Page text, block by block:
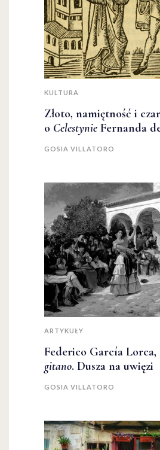
KULTURA
Złoto, namiętność i
o Celestynie Fernanda
GOSIA VILLATORO
ARTYKUŁY
Federico García Lorca,
gitano. Dusza na uwięzi
GOSIA VILLATORO